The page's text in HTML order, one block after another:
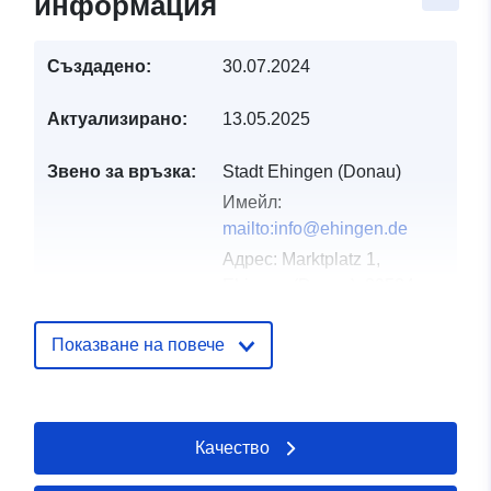
Създадено: 30.07.2024
Актуализирано: 13.05.2025
Звено за връзка:
Stadt Ehingen (Donau)
Имейл:
mailto:info@ehingen.de
Адрес: Marktplatz 1,
URL адрес:
http://www.ehingen.de
Каталожен
Добавено към data.europa.eu:
February 2026
Актуализирана на
Показване на повече
Качество